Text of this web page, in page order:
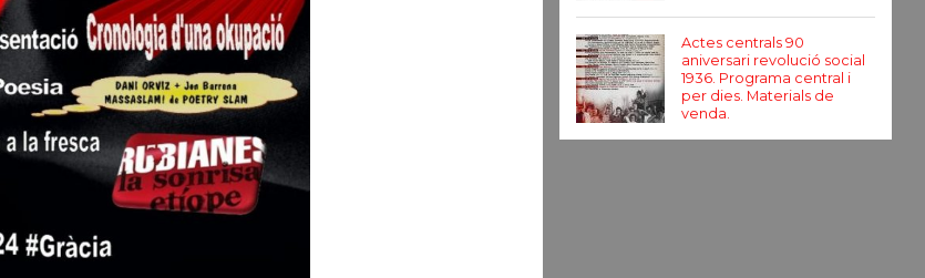
Actes centrals 90
aniversari revolució social
1936. Programa central i
per dies. Materials de
venda.